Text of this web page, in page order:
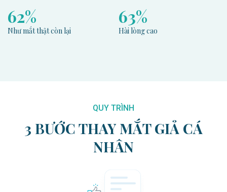
98%
Như mắt thật còn lại
100%
Hài lòng cao
QUY TRÌNH
3 BƯỚC THAY MẮT GIẢ CÁ
NHÂN